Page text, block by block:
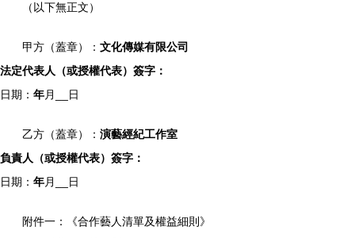
（以下無正文）
甲方（蓋章）： 文化傳媒有限公司
法定代表人（或授權代表）簽字：
日期： 年月 __日
乙方（蓋章）： 演藝經紀工作室
負責人（或授權代表）簽字：
日期： 年月 __日
附件一：《合作藝人清單及權益細則》